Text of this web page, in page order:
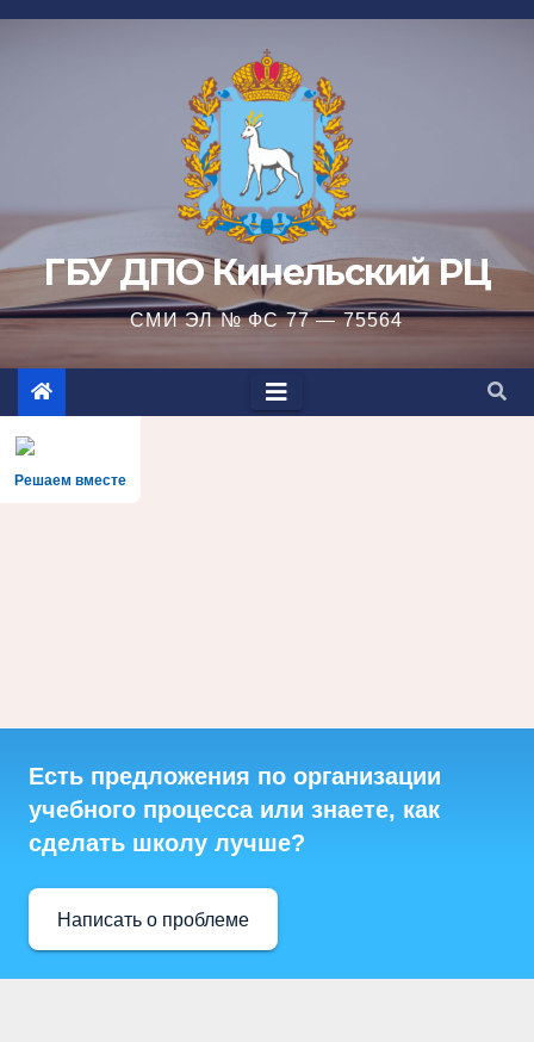
Перейти
ГБУ ДПО Кинельский РЦ
СМИ ЭЛ № ФС 77 — 75564
Решаем вместе
Есть предложения по организации
учебного процесса или знаете, как
сделать школу лучше?
Написать о проблеме